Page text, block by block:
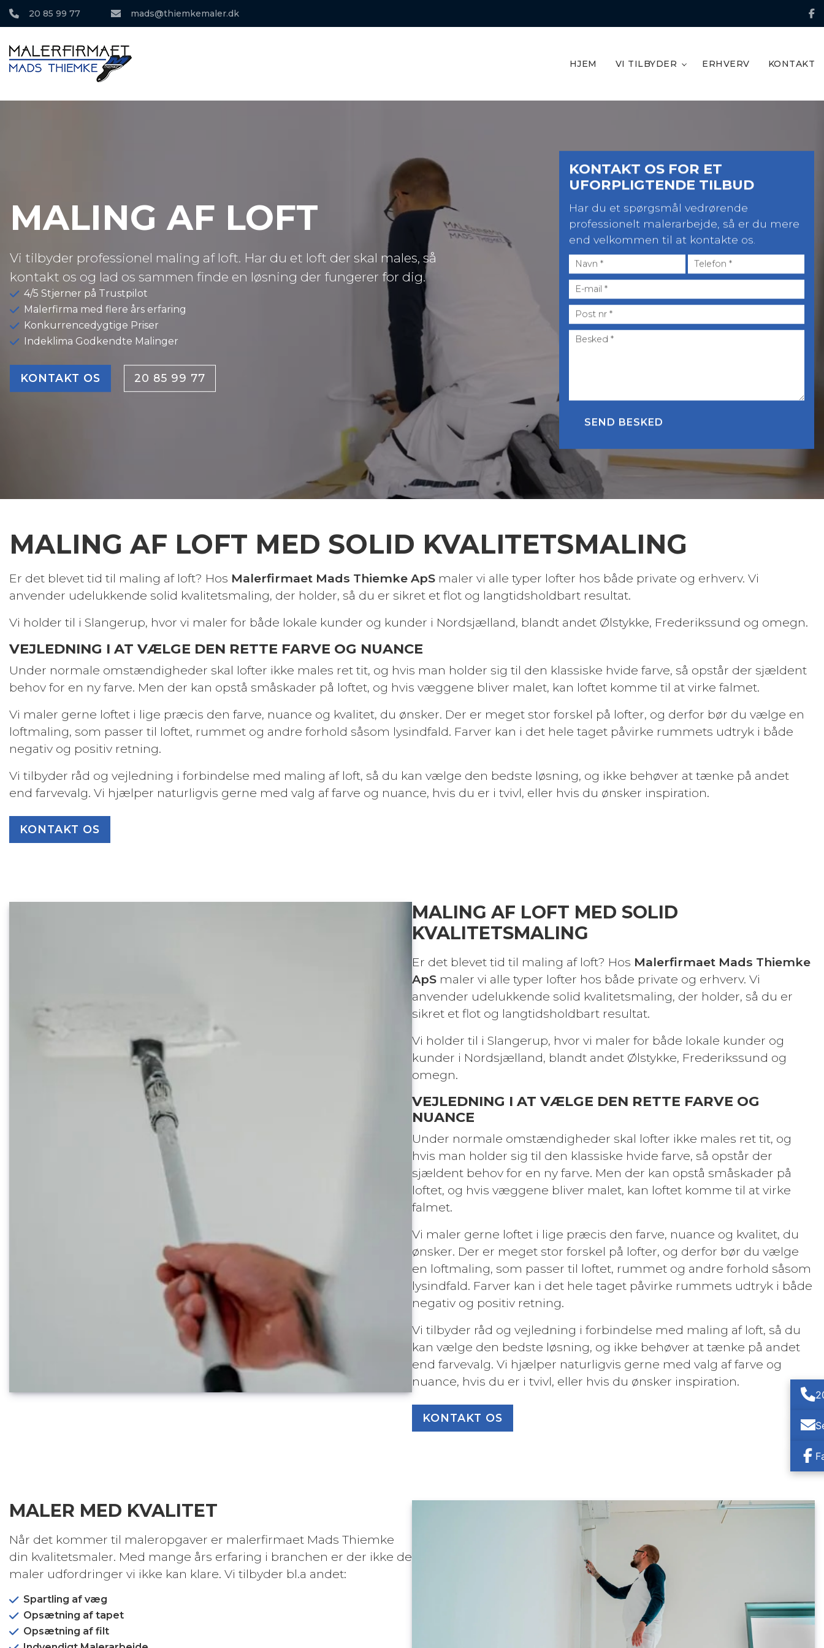
Gå
20 85 99 77 mads@thiemkemaler.dk
HJEM VI TILBYDER ERHVERV KONTAKT
MALING AF LOFT
Vi tilbyder professionel maling af loft. Har du et loft der skal males, så
kontakt os og lad os sammen finde en løsning der fungerer for dig.
4/5 Stjerner på Trustpilot
Malerfirma med flere års erfaring
Konkurrencedygtige Priser
Indeklima Godkendte Malinger
KONTAKT OS 20 85 99 77
KONTAKT OS FOR ET
UFORPLIGTENDE TILBUD
Har du et spørgsmål vedrørende
professionelt malerarbejde, så er du mere
end velkommen til at kontakte os.
Post
nr.
MALING AF LOFT MED SOLID KVALITETSMALING
Er det blevet tid til maling af loft? Hos Malerfirmaet Mads Thiemke ApS maler vi alle typer lofter hos både private og erhverv. Vi
anvender udelukkende solid kvalitetsmaling, der holder, så du er sikret et flot og langtidsholdbart resultat.
Vi holder til i Slangerup, hvor vi maler for både lokale kunder og kunder i Nordsjælland, blandt andet Ølstykke, Frederikssund og omegn.
VEJLEDNING I AT VÆLGE DEN RETTE FARVE OG NUANCE
Under normale omstændigheder skal lofter ikke males ret tit, og hvis man holder sig til den klassiske hvide farve, så opstår der sjældent
behov for en ny farve. Men der kan opstå småskader på loftet, og hvis væggene bliver malet, kan loftet komme til at virke falmet.
Vi maler gerne loftet i lige præcis den farve, nuance og kvalitet, du ønsker. Der er meget stor forskel på lofter, og derfor bør du vælge en
loftmaling, som passer til loftet, rummet og andre forhold såsom lysindfald. Farver kan i det hele taget påvirke rummets udtryk i både
negativ og positiv retning.
Vi tilbyder råd og vejledning i forbindelse med maling af loft, så du kan vælge den bedste løsning, og ikke behøver at tænke på andet
end farvevalg. Vi hjælper naturligvis gerne med valg af farve og nuance, hvis du er i tvivl, eller hvis du ønsker inspiration.
KONTAKT OS
MALING AF LOFT MED SOLID
KVALITETSMALING
Er det blevet tid til maling af loft? Hos Malerfirmaet Mads Thiemke
ApS maler vi alle typer lofter hos både private og erhverv. Vi
anvender udelukkende solid kvalitetsmaling, der holder, så du er
sikret et flot og langtidsholdbart resultat.
Vi holder til i Slangerup, hvor vi maler for både lokale kunder og
kunder i Nordsjælland, blandt andet Ølstykke, Frederikssund og
omegn.
VEJLEDNING I AT VÆLGE DEN RETTE FARVE OG
NUANCE
Under normale omstændigheder skal lofter ikke males ret tit, og
hvis man holder sig til den klassiske hvide farve, så opstår der
sjældent behov for en ny farve. Men der kan opstå småskader på
loftet, og hvis væggene bliver malet, kan loftet komme til at virke
falmet.
Vi maler gerne loftet i lige præcis den farve, nuance og kvalitet, du
ønsker. Der er meget stor forskel på lofter, og derfor bør du vælge
en loftmaling, som passer til loftet, rummet og andre forhold såsom
lysindfald. Farver kan i det hele taget påvirke rummets udtryk i både
negativ og positiv retning.
Vi tilbyder råd og vejledning i forbindelse med maling af loft, så du
kan vælge den bedste løsning, og ikke behøver at tænke på andet
end farvevalg. Vi hjælper naturligvis gerne med valg af farve og
nuance, hvis du er i tvivl, eller hvis du ønsker inspiration.
KONTAKT OS
MALER MED KVALITET
Når det kommer til maleropgaver er malerfirmaet Mads Thiemke
din kvalitetsmaler. Med mange års erfaring i branchen er der ikke de
maler udfordringer vi ikke kan klare. Vi tilbyder bl.a andet:
Spartling af væg
Opsætning af tapet
Opsætning af filt